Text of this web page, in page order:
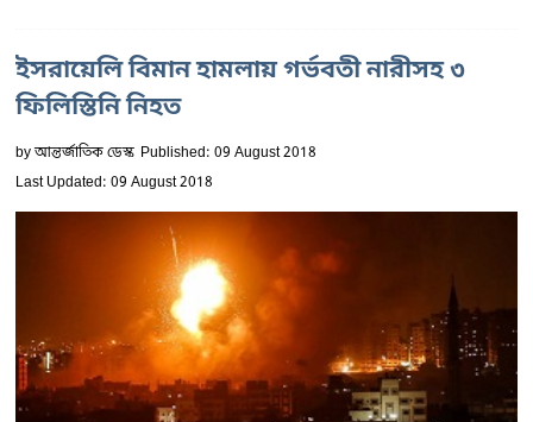
ইসরায়েলি বিমান হামলায় গর্ভবতী নারীসহ ৩
ফিলিস্তিনি নিহত
byআন্তর্জাতিক ডেস্ক Published: 09 August 2018
Last Updated: 09 August 2018